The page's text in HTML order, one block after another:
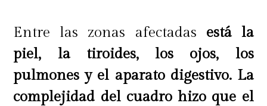
Entre las zonas afectadas está la
piel, la tiroides, los ojos, los
pulmones y el aparato digestivo. La
complejidad del cuadro hizo que el